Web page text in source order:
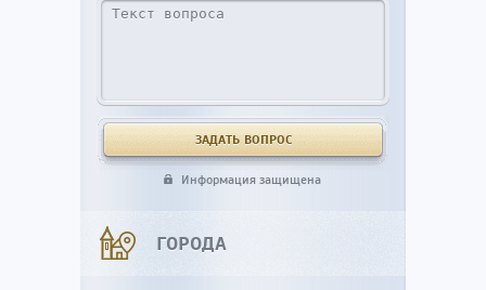
Информация защищена
ГОРОДА